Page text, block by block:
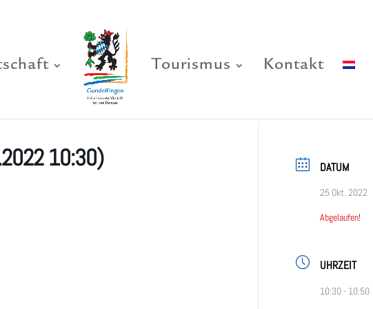
Tourismus Kontakt
10:30) DATUM
25 Okt. 2022
Abgelaufen!
UHRZEIT
10:30 - 10:50